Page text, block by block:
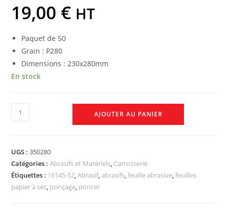
19,00 € HT
Paquet de 50
Grain : P280
Dimensions : 230x280mm
En stock
AJOUTER AU PANIER
UGS :350280
Catégories :Abrasifs et Matériels, Carrosserie
Étiquettes : 16145-52,Abrasif,abrasifs,feuille abrasive,feuilles
papier à sec, ponçage, poncer